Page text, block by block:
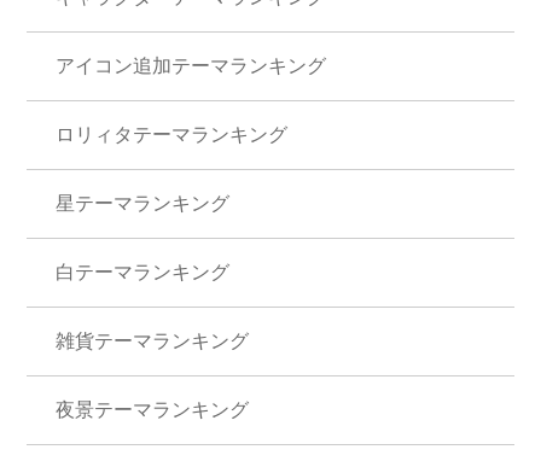
アイコン追加テーマランキング
ロリィタテーマランキング
星テーマランキング
白テーマランキング
雑貨テーマランキング
夜景テーマランキング